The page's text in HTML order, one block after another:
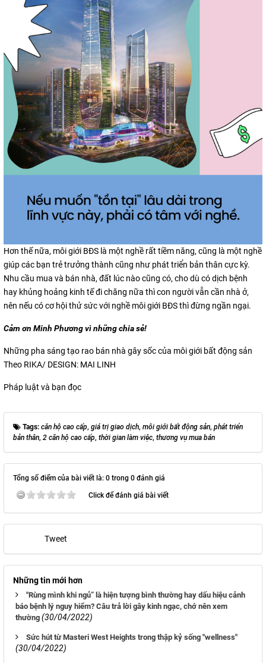
Hơn thế nữa, môi giới BĐS là một nghề rất tiềm năng, cũng là một nghề
giúp các bạn trẻ trưởng thành cũng như phát triển bản thân cực kỳ.
Nhu cầu mua và bán nhà, đất lúc nào cũng có, cho dù có dịch bệnh
hay khủng hoảng kinh tế đi chăng nữa thì con người vẫn cần nhà ở,
nên nếu có cơ hội thử sức với nghề môi giới BĐS thì đừng ngần ngại.
Cảm ơn Minh Phương vì những chia sẻ!
Những pha sáng tạo rao bán nhà gây sốc của môi giới bất động sản
Theo RIKA/ DESIGN: MAI LINH
Pháp luật và bạn đọc
Tags: căn hộ cao cấp, giá trị giao dịch, môi giới bất động sản, phát triển
bản thân, 2 căn hộ cao cấp, thời gian làm việc, thương vụ mua bán
Tổng số điểm của bài viết là: 0 trong 0 đánh giá
Click để đánh giá bài viết
Tweet
Những tin mới hơn
"Rùng mình khi ngủ” là hiện tượng bình thường hay dấu hiệu cảnh
báo bệnh lý nguy hiểm? Câu trả lời gây kinh ngạc, chớ nên xem
thường (30/04/2022)
Sức hút từ Masteri West Heights trong thập kỷ sống "wellness"
(30/04/2022)